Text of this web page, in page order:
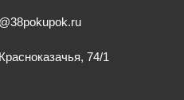
74/1